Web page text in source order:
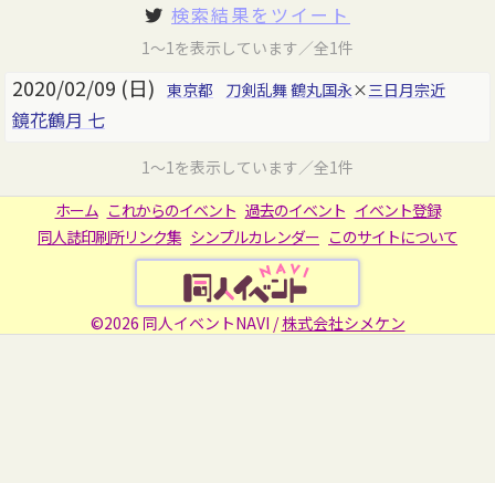
検索結果をツイート
1～1を表示しています／全1件
2020/02/09 (日) 東京都 刀剣乱舞鶴丸国永×三日月宗近
鏡花鶴月 七
1～1を表示しています／全1件
ホーム これからのイベント 過去のイベント イベント登録
同人誌印刷所リンク集 シンプルカレンダー このサイトについて
©2026 同人イベントNAVI /株式会社シメケン